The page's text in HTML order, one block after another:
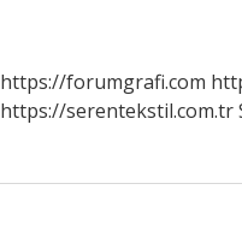
https://forumgrafi.com
https://serentekstil.com.tr